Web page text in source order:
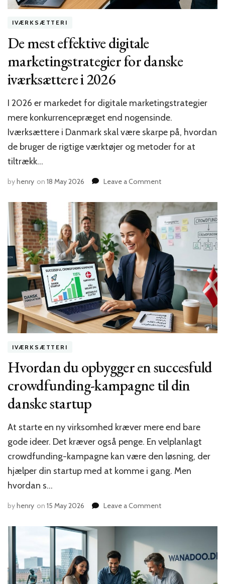
IVÆRKSÆTTERI
De mest effektive digitale
marketingstrategier for danske
iværksættere i 2026
I 2026 er markedet for digitale marketingstrategier
mere konkurrencepræget end nogensinde.
Iværksættere i Danmark skal være skarpe på, hvordan
de bruger de rigtige værktøjer og metoder for at
tiltrækk…
byhenry on 18 May 2026 Leave a Commenton
mest
effektive
digitale
marketingstrategier
for
danske
iværksættere
i
2026
IVÆRKSÆTTERI
Hvordan du opbygger en succesfuld
crowdfunding-kampagne til din
danske startup
At starte en ny virksomhed kræver mere end bare
gode ideer. Det kræver også penge. En velplanlagt
crowdfunding-kampagne kan være den løsning, der
hjælper din startup med at komme i gang. Men
hvordan s…
byhenry on 15 May 2026 Leave a Commenton
du
succesfuld
crowdfunding-
kampagne